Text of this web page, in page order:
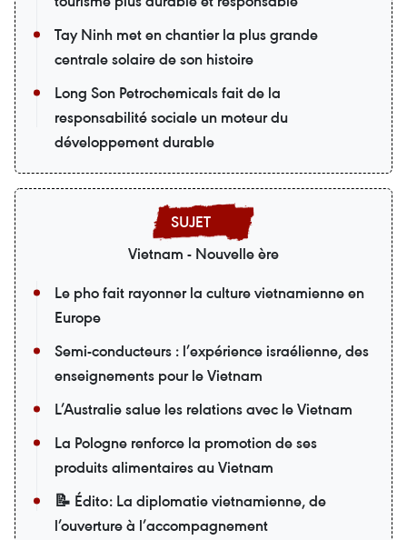
Tay Ninh met en chantier la plus grande
centrale solaire de son histoire
Long Son Petrochemicals fait de la
responsabilité sociale un moteur du
développement durable
Vietnam - Nouvelle ère
Le pho fait rayonner la culture vietnamienne en
Europe
Semi-conducteurs : l’expérience israélienne, des
enseignements pour le Vietnam
L’Australie salue les relations avec le Vietnam
La Pologne renforce la promotion de ses
produits alimentaires au Vietnam
📝 Édito: La diplomatie vietnamienne, de
l’ouverture à l’accompagnement